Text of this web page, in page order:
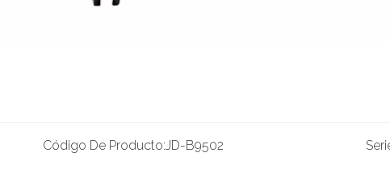
Código De Producto:JD-B9502